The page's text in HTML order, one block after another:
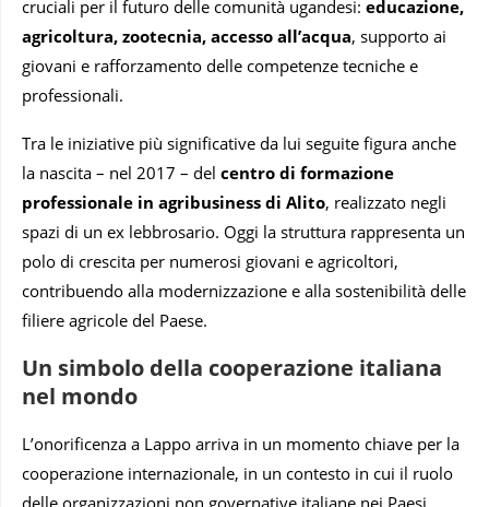
cruciali per il futuro delle comunità ugandesi: educazione,
agricoltura, zootecnia, accesso all’acqua, supporto ai
giovani e rafforzamento delle competenze tecniche e
professionali.
Tra le iniziative più significative da lui seguite figura anche
la nascita – nel 2017 – del centro di formazione
professionale in agribusiness di Alito, realizzato negli
spazi di un ex lebbrosario. Oggi la struttura rappresenta un
polo di crescita per numerosi giovani e agricoltori,
contribuendo alla modernizzazione e alla sostenibilità delle
filiere agricole del Paese.
Un simbolo della cooperazione italiana
nel mondo
L’onorificenza a Lappo arriva in un momento chiave per la
cooperazione internazionale, in un contesto in cui il ruolo
delle organizzazioni non governative italiane nei Paesi